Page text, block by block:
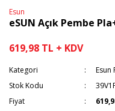
Esun
eSUN Açık Pembe
619,98 TL + KDV
Kategori
Esun
Stok Kodu
Fiyat